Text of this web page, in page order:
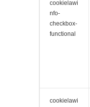
cookielawi
nfo-
checkbox-
functional
cookielawi